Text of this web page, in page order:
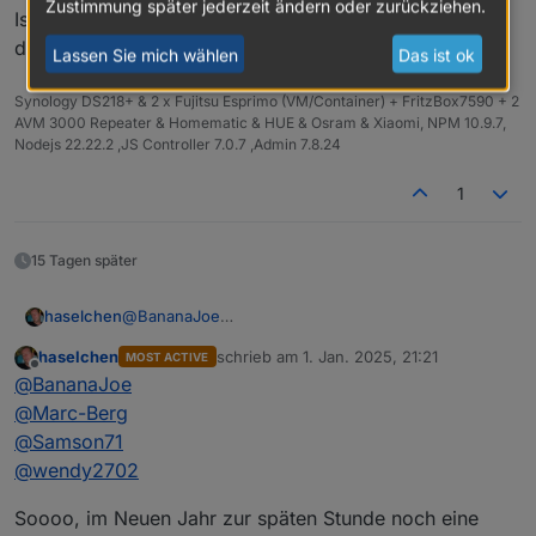
Ist viel entspannter, übersichtlicher + ich kenne mich
dort aus .
Synology DS218+ & 2 x Fujitsu Esprimo (VM/Container) + FritzBox7590 + 2
AVM 3000 Repeater & Homematic & HUE & Osram & Xiaomi, NPM 10.9.7,
Nodejs 22.22.2 ,JS Controller 7.0.7 ,Admin 7.8.24
1
15 Tagen später
haselchen@BananaJoe
@wendy2702
Guck mal an, unter Druck arbeitet@Samson71
Schnellsten
Zusammen mit meinem eigenen Terminkalender
lege ich jetzt den
Uhrzeit sollte etwas früher sein, da ja auch jeder
wieder nach Hause muss :)
Hotelzimmer
Also ich denke 16.30/17.00Uhr sollte passen.
Reservierung habe ich@Samson71gebeten, da er
Offline
haselchen MOST ACTIVE schrieb am 1. Jan. 2025, 21:21
zuletzt editiert von
@BananaJoe
@Marc-Berg
@Samson71
@wendy2702
Soooo, im Neuen Jahr zur späten Stunde noch eine
Zustimmung später jederzeit ändern oder zurückziehen.
Lassen Sie mich wählen Das ist ok